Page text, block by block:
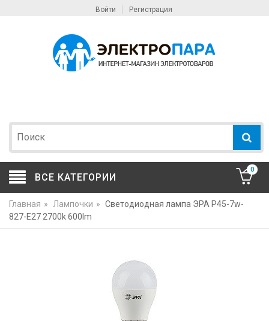
Войти Регистрация
ВСЕ КАТЕГОРИИ
0
Главная » Лампочки » Светодиодная лампа ЭРА P45-7w-
827-E27 2700k 600lm